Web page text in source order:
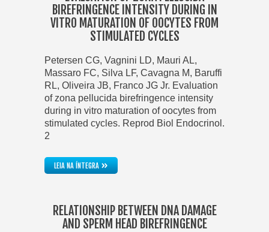
BIREFRINGENCE INTENSITY DURING IN
VITRO MATURATION OF OOCYTES FROM
STIMULATED CYCLES
Petersen CG, Vagnini LD, Mauri AL,
Massaro FC, Silva LF, Cavagna M, Baruffi
RL, Oliveira JB, Franco JG Jr. Evaluation
of zona pellucida birefringence intensity
during in vitro maturation of oocytes from
stimulated cycles. Reprod Biol Endocrinol.
2
LEIA NA ÍNTEGRA»
RELATIONSHIP BETWEEN DNA DAMAGE
AND SPERM HEAD BIREFRINGENCE